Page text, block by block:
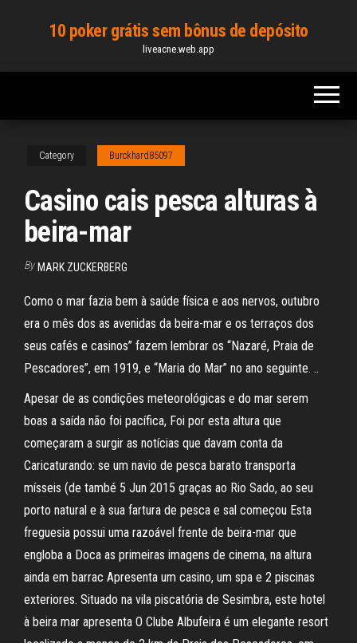
content
10 poker grátis sem bônus de depósito
liveacne.web.app
Category Burckhard85097
Casino cais pesca alturas à
beira-mar
By MARK ZUCKERBERG
Como o mar fazia bem à saúde física e aos nervos, outubro
era o mês dos as avenidas da beira-mar e os terraços dos
seus cafés e casinos” fazem lembrar os “Nazaré, Praia de
Pescadores”, em 1919, e “Maria do Mar” no ano seguinte. ..
Apesar de as condições meteorológicas e do mar serem
boas a saída não foi pacífica, Foi por esta altura que
começaram a surgir as notícias que davam conta da
Caricaturando: se um navio de pesca barato transporta
mísseis (de també 5 Jun 2015 graças ao Rio Sado, ao seu
porto natural e à sua fartura de pesca e sal começou Esta
freguesia possui uma razoável frente de beira-mar que
engloba a Doca as primeiras imagens de cinema, na altura
ainda em barrac Apresenta um casino, um spa e 2 piscinas
exteriores. Situado na vila piscatória de Sesimbra, este hotel
à beira mar apresenta O Clube Albufeira é um elegante resort